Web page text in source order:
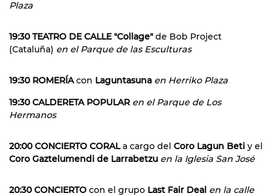
Plaza
19:30 TEATRO DE CALLE "Collage"de Bob Project
(Cataluña) en el Parque de las Esculturas
19:30 ROMERÍAcon Laguntasuna en Herriko Plaza
19:30 CALDERETA POPULAR en el Parque de Los
Hermanos
20:00 CONCIERTO CORALa cargo del Coro Lagun Beti y el
Coro Gaztelumendi de Larrabetzu en la Iglesia San José
20:30 CONCIERTO con el grupo Last Fair Deal en la calle